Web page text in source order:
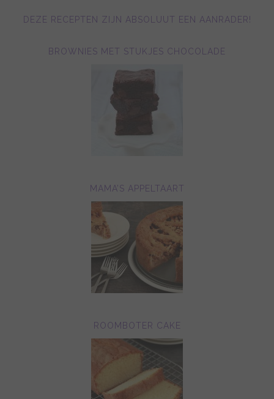
DEZE RECEPTEN ZIJN ABSOLUUT EEN AANRADER!
BROWNIES MET STUKJES CHOCOLADE
MAMA’S APPELTAART
ROOMBOTER CAKE